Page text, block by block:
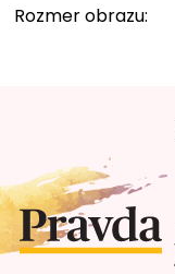
Rozmer obrazu:
t
i
e